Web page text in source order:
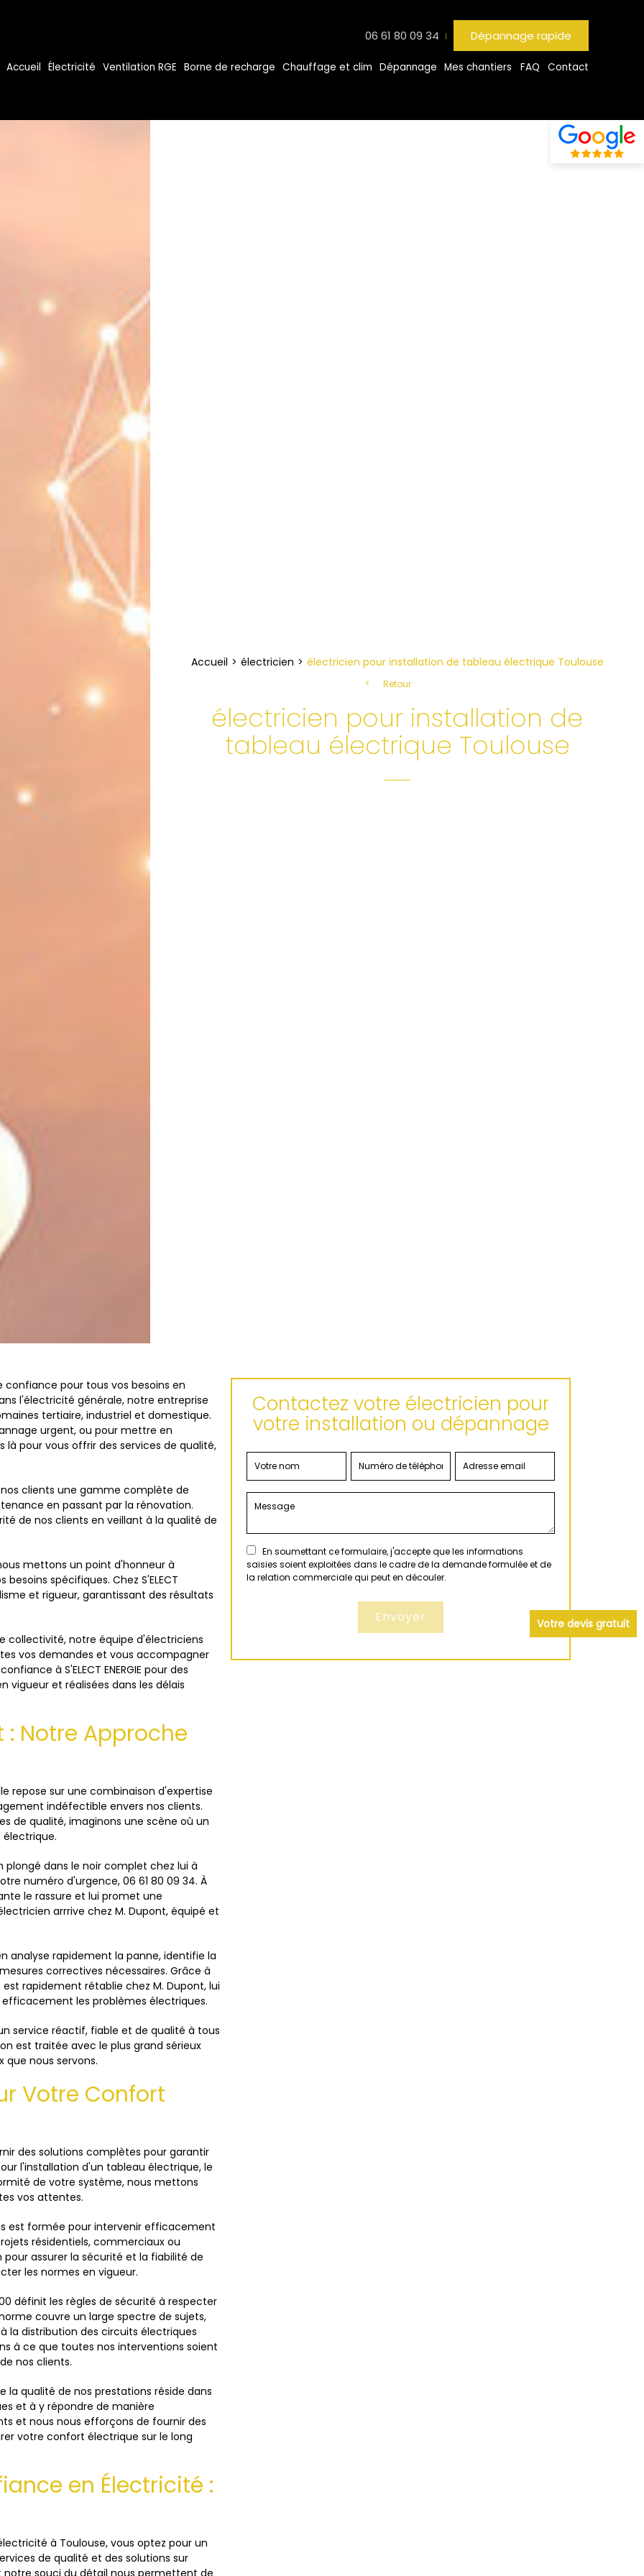
06 61 80 09 34 Dépannage rapide
Accueil Électricité Ventilation RGE Borne de recharge Chauffage et clim Dépannage Mes chantiers FAQ Contact
Accueil électricien électricien pour installation de tableau électrique Toulouse
Retour
électricien pour installation de
tableau électrique Toulouse
confiance pour tous vos besoins en
l'électricité générale, notre entreprise
tertiaire, industriel et domestique.
urgent, ou pour mettre en
pour vous offrir des services de qualité,
clients une gamme complète de
en passant par la rénovation.
de nos clients en veillant à la qualité de
mettons un point d'honneur à
spécifiques. Chez S'ELECT
et rigueur, garantissant des résultats
collectivité, notre équipe d'électriciens
vos demandes et vous accompagner
à S'ELECT ENERGIE pour des
vigueur et réalisées dans les délais
: Notre Approche
repose sur une combinaison d'expertise
indéfectible envers nos clients.
de qualité, imaginons une scène où un
plongé dans le noir complet chez lui à
numéro d'urgence, 06 61 80 09 34. À
le rassure et lui promet une
arrrive chez M. Dupont, équipé et
analyse rapidement la panne, identifie la
correctives nécessaires. Grâce à
rapidement rétablie chez M. Dupont, lui
les problèmes électriques.
service réactif, fiable et de qualité à tous
est traitée avec le plus grand sérieux
nous servons.
Votre Confort
des solutions complètes pour garantir
l'installation d'un tableau électrique, le
de votre système, nous mettons
vos attentes.
est formée pour intervenir efficacement
résidentiels, commerciaux ou
assurer la sécurité et la fiabilité de
les normes en vigueur.
définit les règles de sécurité à respecter
couvre un large spectre de sujets,
la distribution des circuits électriques
à ce que toutes nos interventions soient
nos clients.
la qualité de nos prestations réside dans
et à y répondre de manière
et nous nous efforçons de fournir des
votre confort électrique sur le long
en Électricité :
à Toulouse, vous optez pour un
de qualité et des solutions sur
Contactez votre électricien pour
votre installation ou dépannage
En soumettant ce formulaire, j'accepte que les informations
saisies soient exploitées dans le cadre de la demande formulée et de
la relation commerciale qui peut en découler.
Votre devis gratuit